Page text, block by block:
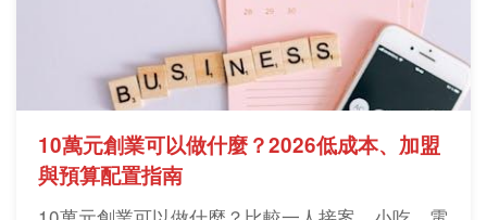
10萬元創業可以做什麼？2026低成本、加盟
與預算配置指南